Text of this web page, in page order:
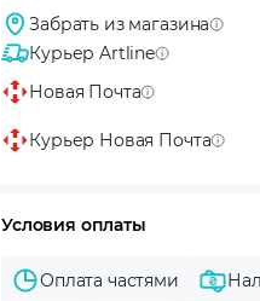
Забрать из магазина
Курьер Artline
Новая Почта
Курьер Новая Почта
Условия оплаты
Оплата частями